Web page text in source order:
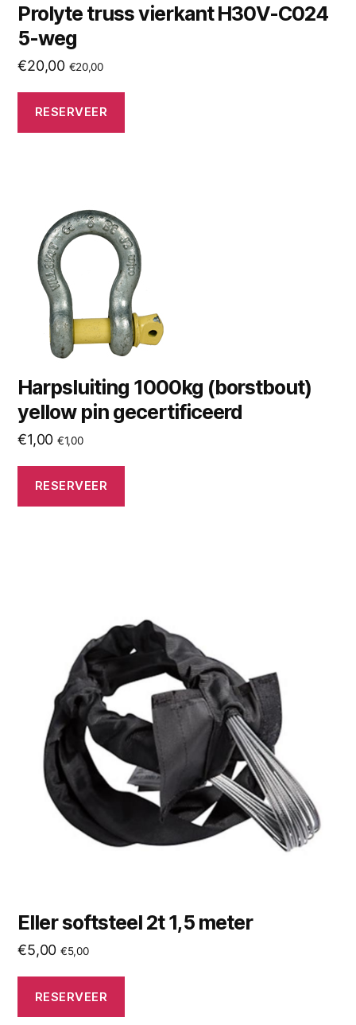
Prolyte truss vierkant H30V-C024
5-weg
€20,00 €20,00
RESERVEER
Harpsluiting 1000kg (borstbout)
yellow pin gecertificeerd
€1,00 €1,00
RESERVEER
Eller softsteel 2t 1,5 meter
€5,00 €5,00
RESERVEER